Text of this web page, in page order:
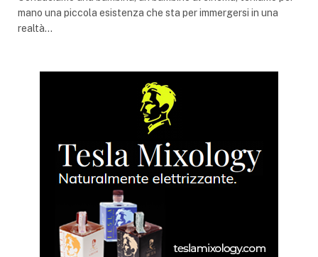
mano una piccola esistenza che sta per immergersi in una
realtà…